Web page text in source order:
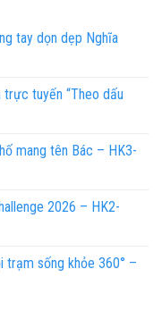
tay dọn dẹp Nghĩa
tuyến “Theo dấu
mang tên Bác – HK3-
2026 – HK2-
trạm sống khỏe 360° –